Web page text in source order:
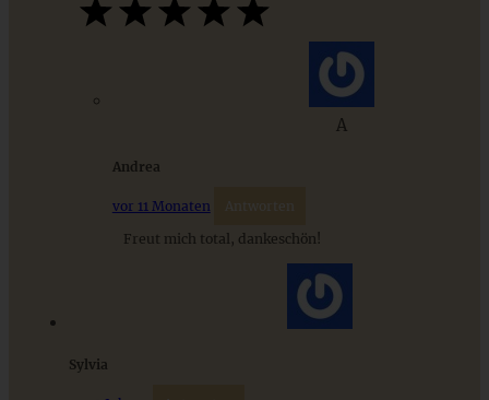
ZUM BEITRAG
Cremiges Lemon Posset - die einfachste Zitronencreme in
A
Andrea
vor 11 Monaten Antworten
Freut mich total, dankeschön!
Sylvia